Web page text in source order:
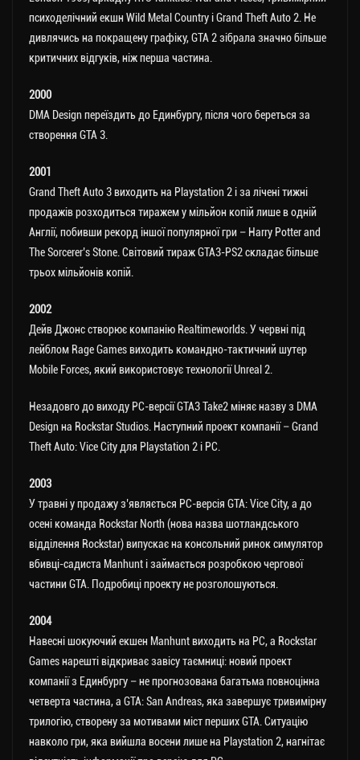
психоделічний екшн Wild Metal Country і Grand Theft Auto 2. Не
дивлячись на покращену графіку, GTA 2 зібрала значно більше
критичних відгуків, ніж перша частина.
2000
DMA Design переїздить до Единбургу, після чого береться за
створення GTA 3.
2001
Grand Theft Auto 3 виходить на Playstation 2 і за лічені тижні
продажів розходиться тиражем у мільйон копій лише в одній
Англії, побивши рекорд іншої популярної гри – Harry Potter and
The Sorcerer’s Stone. Світовий тираж GTA3-PS2 складає більше
трьох мільйонів копій.
2002
Дейв Джонс створює компанію Realtimeworlds. У червні під
лейблом Rage Games виходить командно-тактичний шутер
Mobile Forces, який використовує технології Unreal 2.
Незадовго до виходу РС-версії GTA3 Take2 міняє назву з DMA
Design на Rockstar Studios. Наступний проект компанії – Grand
Theft Auto: Vice City для Playstation 2 і РС.
2003
У травні у продажу з’являється РС-версія GTA: Vice City, а до
осені команда Rockstar North (нова назва шотландського
відділення Rockstar) випускає на консольний ринок симулятор
вбивці-садиста Manhunt і займається розробкою чергової
частини GTA. Подробиці проекту не розголошуються.
2004
Навесні шокуючий екшен Manhunt виходить на РС, а Rockstar
Games нарешті відкриває завісу таємниці: новий проект
компанії з Единбургу – не прогнозована багатьма повноцінна
четверта частина, а GTA: San Andreas, яка завершує тривимірну
трилогію, створену за мотивами міст перших GTA. Ситуацію
навколо гри, яка вийшла восени лише на Playstation 2, нагнітає